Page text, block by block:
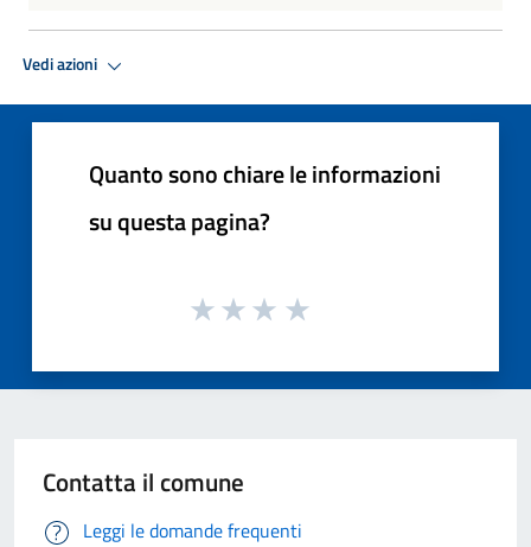
Vedi azioni
Quanto sono chiare le informazioni
su questa pagina?
Contatta il comune
Leggi le domande frequenti